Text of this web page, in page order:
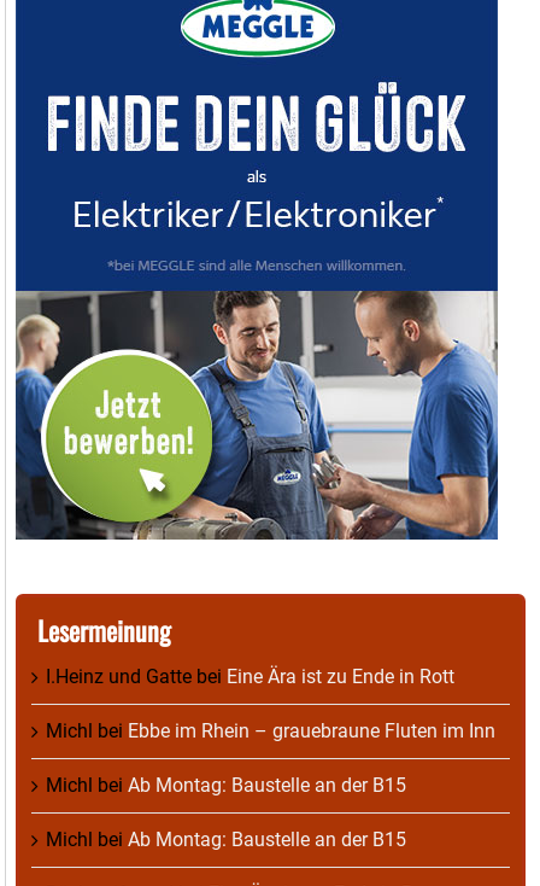
Lesermeinung
I.Heinz und Gatte bei Eine Ära ist zu Ende in Rott
Michl bei Ebbe im Rhein – grauebraune Fluten im Inn
Michl bei Ab Montag: Baustelle an der B15
Michl bei Ab Montag: Baustelle an der B15